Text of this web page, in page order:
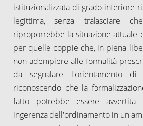
istituzionalizzata di grado inferiore
legittima, senza tralasciare
riproporrebbe la situazione attuale
per quelle coppie che, in piena
non adempiere alle formalità
da segnalare l'orientamento
riconoscendo che la
fatto potrebbe essere avvertita
ingerenza dell'ordinamento in un